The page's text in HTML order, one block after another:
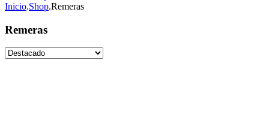
Inicio.Shop.Remeras
Remeras